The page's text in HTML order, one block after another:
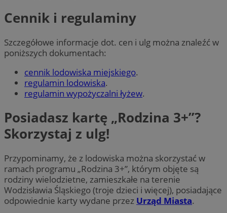
Cennik i regulaminy
Szczegółowe informacje dot. cen i ulg można znaleźć w
poniższych dokumentach:
cennik lodowiska miejskiego.
regulamin lodowiska.
regulamin wypożyczalni łyżew.
Posiadasz kartę „Rodzina 3+”?
Skorzystaj z ulg!
Przypominamy, że z lodowiska można skorzystać w
ramach programu „Rodzina 3+”, którym objęte są
rodziny wielodzietne, zamieszkałe na terenie
Wodzisławia Śląskiego (troje dzieci i więcej), posiadające
odpowiednie karty wydane przez Urząd Miasta.